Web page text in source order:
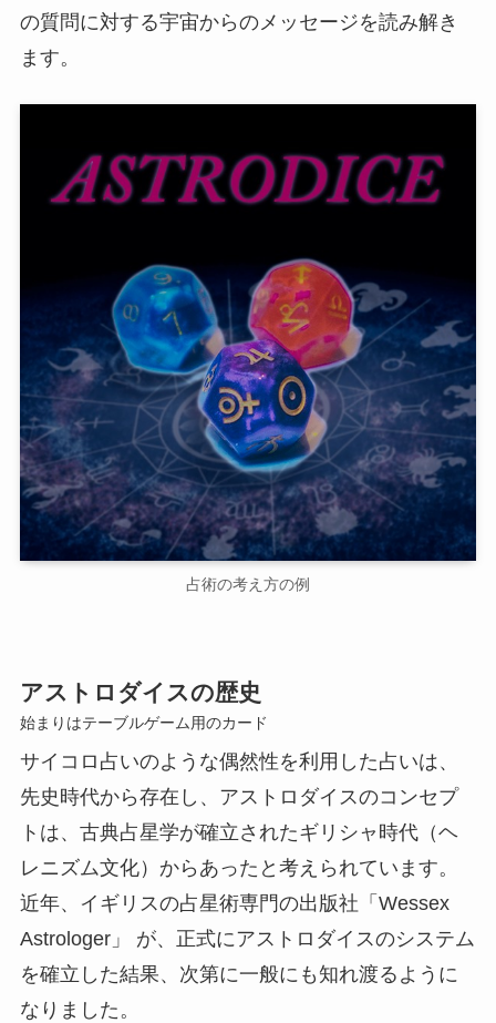
の質問に対する宇宙からのメッセージを読み解き
ます。
占術の考え方の例
アストロダイスの歴史
始まりはテーブルゲーム用のカード
サイコロ占いのような偶然性を利用した占いは、
先史時代から存在し、アストロダイスのコンセプ
トは、古典占星学が確立されたギリシャ時代（ヘ
レニズム文化）からあったと考えられています。
近年、イギリスの占星術専門の出版社「Wessex
Astrologer」 が、正式にアストロダイスのシステム
を確立した結果、次第に一般にも知れ渡るように
なりました。